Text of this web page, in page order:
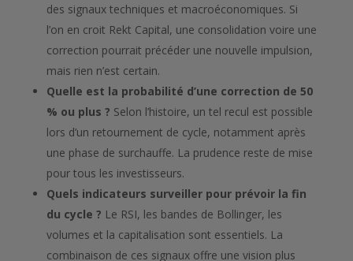
des signaux techniques et macroéconomiques. Si
l’on en croit Rekt Capital, une consolidation voire une
correction pourrait précéder une nouvelle impulsion,
mais rien n’est certain.
Quelle est la probabilité d’une correction de 50
% ou plus ? Selon l’histoire, un tel recul est possible
lors d’un retournement de cycle, notamment après
une phase de surchauffe. La prudence reste de mise
pour tous les investisseurs.
Quels indicateurs surveiller pour prévoir la fin
du cycle ? Le RSI, les bandes de Bollinger, les
volumes et la capitalisation sont essentiels. La
combinaison de ces signaux offre une vision plus